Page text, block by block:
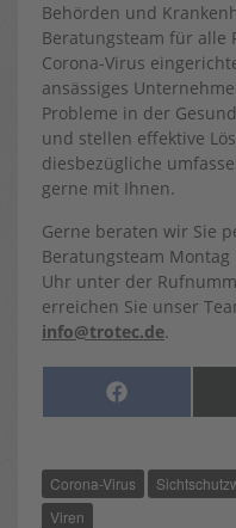
Behörden und
Beratungsteam für alle
Corona-Virus
ansässiges
Probleme in der
und stellen effektive
diesbezügliche
gerne mit Ihnen.
Gerne beraten wir Sie
Beratungsteam Montag
Uhr unter der
erreichen Sie unser
info@trotec.de.
SHARE
F
A
O
O
K
Corona-Virus
Viren